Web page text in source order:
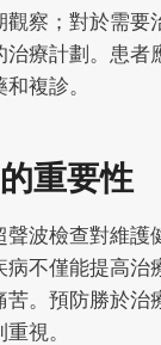
觀察；對於需要
治療計劃。患者
複診。
重要性
聲波檢查對維護
病不僅能提高治
苦。預防勝於治
視。